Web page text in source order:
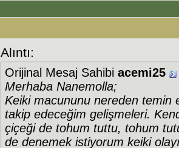
Alıntı:
Orijinal Mesaj Sahibi acemi25
Merhaba Nanemolla;
Keiki macununu nereden temin
takip edeceğim gelişmeleri.
çiçeği de tohum tuttu, tohum
de denemek istiyorum keiki